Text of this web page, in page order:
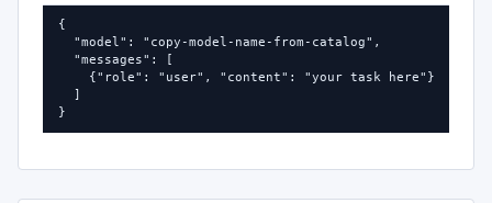
{
  "model": "copy-model-name-from-catalog",
  "messages": [
    {"role": "user", "content": "your task here"}
  ]
}